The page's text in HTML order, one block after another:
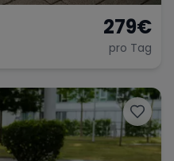
279€
pro Tag